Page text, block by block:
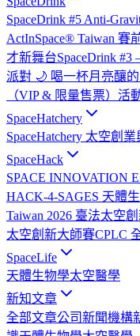
SpaceDrink #5 Anti-
ActInSpace® Taiwan 賽
才新舞台SpaceDrink #3
派對 🌙 喝一杯月亮釀
（VIP & 限量售票） 活
SpaceHatchery
SpaceHatchery 太空創
SpaceHack
SPACE INNOVATION
HACK-4-SAGES 天體
Taiwan 2026 臺法太空
太空創新大師賽CPLC
SpaceLife
天體生物學太空醫學
新知文章
全部文章公司新聞機構